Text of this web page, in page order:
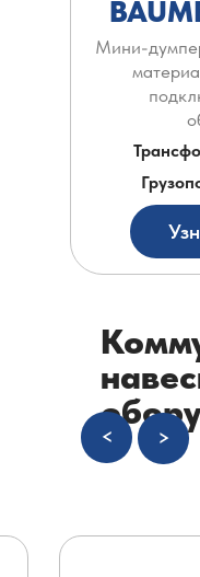
Мини-
< >